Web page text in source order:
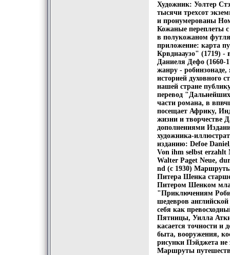
Художник: Уолтер
тысячи трехсот
и пронумерованы
Кожаные переплеты с
в полукожаном
приложение: карта
Крвднааузо" (1719) -
Даниеля Дефо (1660-
жанру -
историей духовного
нашей стране
перевод
части романа, в
посещает Африку,
жизни и творчестве
дополнениями
художника-
изданию: Defoe
Von ihm selbst erzahlt
Walter Paget Neue,
nd (c 1930)
Питера Шенка
Питером Шенком
"Приключениям
шедевров
себя как
Пятницы, Уилла
касается точности и
быта, вооружения,
рисунки Пэйджета
Маршруты